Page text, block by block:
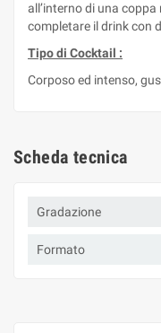
all’interno di una
completare il drink con
Tipo di Cocktail :
Corposo ed intenso,
Scheda tecnica
Gradazione
Formato